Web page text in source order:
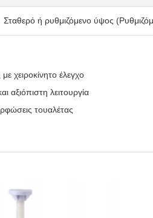
Σταθερό ή ρυθμιζόμενο ύψος
χειροκίνητο έλεγχο
αξιόπιστη λειτουργία
τουαλέτας